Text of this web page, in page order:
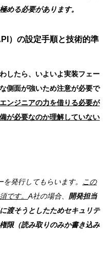
める必要があります。
）の設定手順と技術的準
したら、いよいよ実装フェー
側面が強いため注意が必要で
ンジニアの力を借りる必要が
が必要なのか理解していない
発行してもらいます。
この
です。A社の場合、 開発担当
渡そうとしたためセキュリテ
限（読み取りのみか書き込み